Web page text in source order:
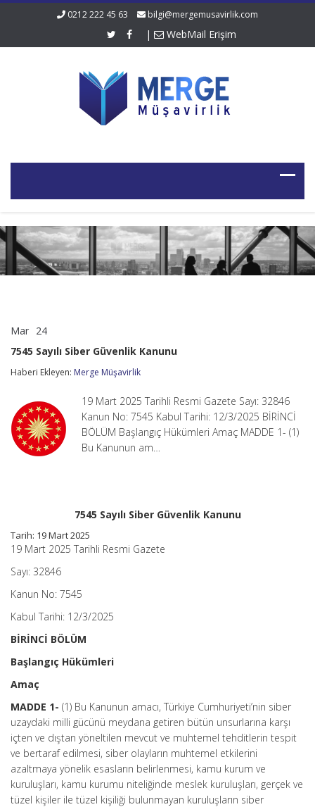
0212 222 45 63 bilgi@mergemusavirlik.com
| WebMail Erişim
Mar 24
Siber
Güvenlik
Kanunu
7545 Sayılı Siber Güvenlik Kanunu
Haberi Ekleyen: Merge Müşavirlik
19 Mart 2025 Tarihli Resmi Gazete Sayı: 32846
Kanun No: 7545 Kabul Tarihi: 12/3/2025 BİRİNCİ
BÖLÜM Başlangıç Hükümleri Amaç MADDE 1- (1)
Bu Kanunun am…
7545 Sayılı Siber Güvenlik Kanunu
Tarih: 19 Mart 2025
19 Mart 2025 Tarihli Resmi Gazete
Sayı: 32846
Kanun No: 7545
Kabul Tarihi: 12/3/2025
BİRİNCİ BÖLÜM
Başlangıç Hükümleri
Amaç
MADDE 1- (1) Bu Kanunun amacı, Türkiye Cumhuriyeti’nin siber
uzaydaki milli gücünü meydana getiren bütün unsurlarına karşı
içten ve dıştan yöneltilen mevcut ve muhtemel tehditlerin tespit
ve bertaraf edilmesi, siber olayların muhtemel etkilerini
azaltmaya yönelik esasların belirlenmesi, kamu kurum ve
kuruluşları, kamu kurumu niteliğinde meslek kuruluşları, gerçek ve
tüzel kişiler ile tüzel kişiliği bulunmayan kuruluşların siber